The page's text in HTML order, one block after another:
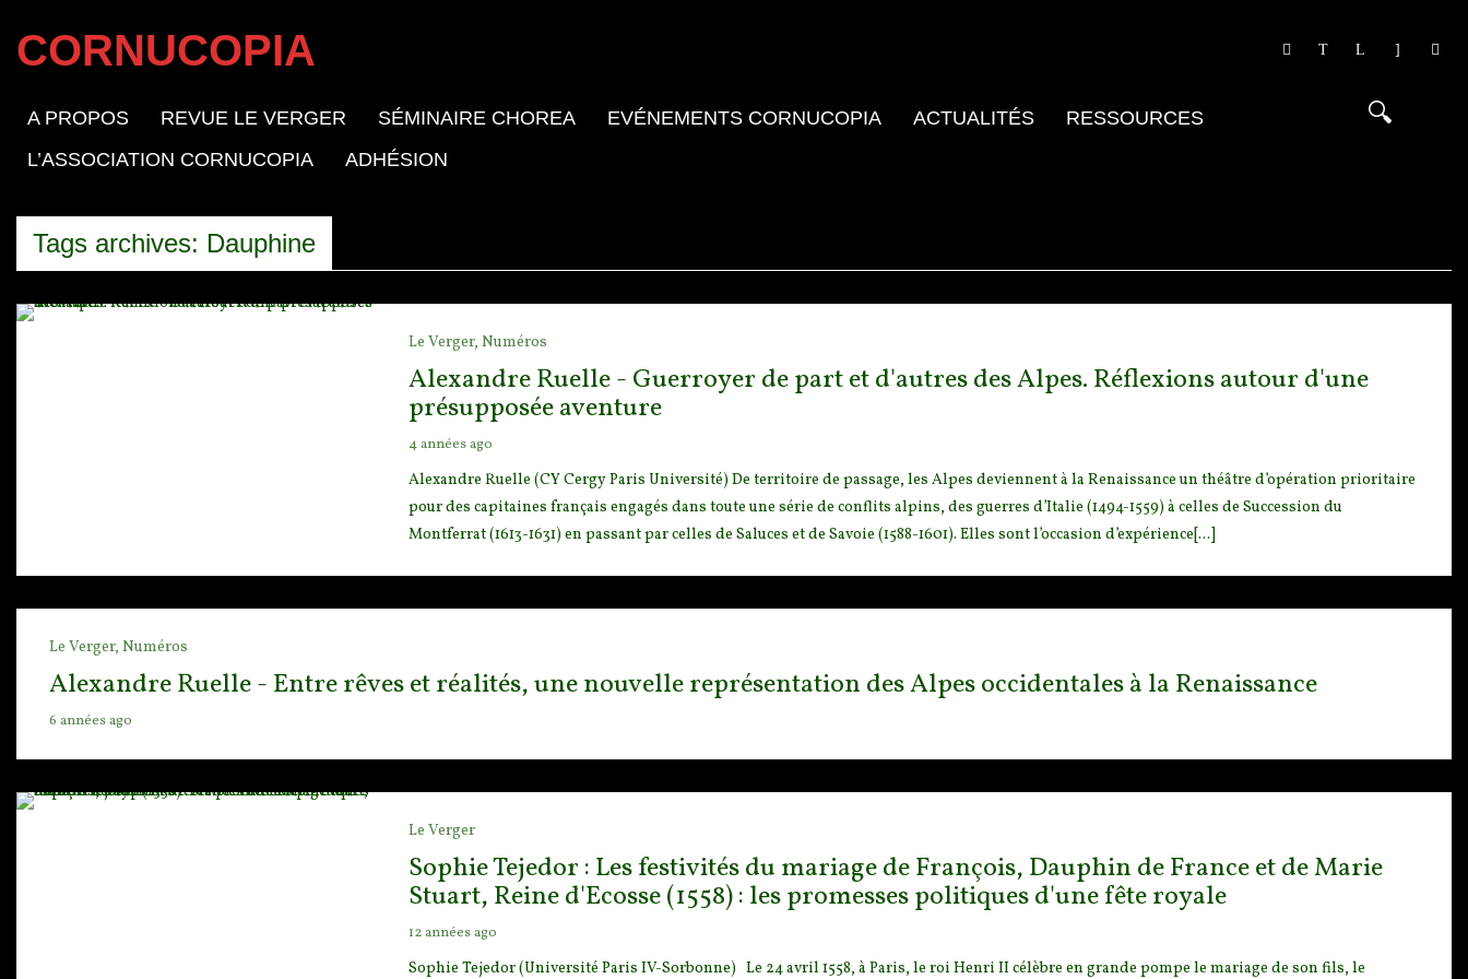
CORNUCOPIA
A PROPOS REVUE LE VERGER SÉMINAIRE CHOREA EVÉNEMENTS CORNUCOPIA ACTUALITÉS
RESSOURCES
L’ASSOCIATION CORNUCOPIA
ADHÉSION
Tags archives: Dauphine
Le Verger, Numéros
Alexandre Ruelle - Guerroyer de part et d'autres des Alpes. Réflexions autour d'une
présupposée aventure
4 années ago
Alexandre Ruelle (CY Cergy Paris Université) De territoire de passage, les Alpes deviennent à la Renaissance un théâtre d’opération prioritaire
pour des capitaines français engagés dans toute une série de conflits alpins, des guerres d’Italie (1494-1559) à celles de Succession du
Montferrat (1613-1631) en passant par celles de Saluces et de Savoie (1588-1601). Elles sont l’occasion d’expérience[...]
Le Verger, Numéros
Alexandre Ruelle - Entre rêves et réalités, une nouvelle représentation des Alpes occidentales à la Renaissance
6 années ago
Le Verger
Sophie Tejedor : Les festivités du mariage de François, Dauphin de France et de Marie
Stuart, Reine d'Ecosse (1558) : les promesses politiques d'une fête royale
12 années ago
Sophie Tejedor (Université Paris IV-Sorbonne) Le 24 avril 1558, à Paris, le roi Henri II célèbre en grande pompe le mariage de son fils, le